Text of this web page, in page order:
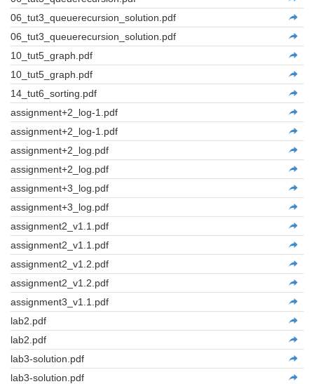
06_tut3_queuerecursion_solution.pdf
06_tut3_queuerecursion_solution.pdf
10_tut5_graph.pdf
10_tut5_graph.pdf
14_tut6_sorting.pdf
assignment+2_log-1.pdf
assignment+2_log-1.pdf
assignment+2_log.pdf
assignment+2_log.pdf
assignment+3_log.pdf
assignment+3_log.pdf
assignment2_v1.1.pdf
assignment2_v1.1.pdf
assignment2_v1.2.pdf
assignment2_v1.2.pdf
assignment3_v1.1.pdf
lab2.pdf
lab2.pdf
lab3-solution.pdf
lab3-solution.pdf